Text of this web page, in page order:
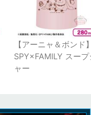
【アーニャ＆ボンド
SPY×FAMILY スープ
ャー